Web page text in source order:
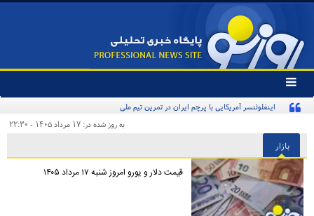
تغییر
وضعیت
منوی
ها
اینفلوئنسر آمریکایی با پرچم ایران در تمرین تیم ملی
به روز شده در: ۱۷ مرداد ۱۴۰۵ - ۲۲:۳۰
بازار
قیمت دلار و یورو امروز شنبه ۱۷ مرداد ۱۴۰۵